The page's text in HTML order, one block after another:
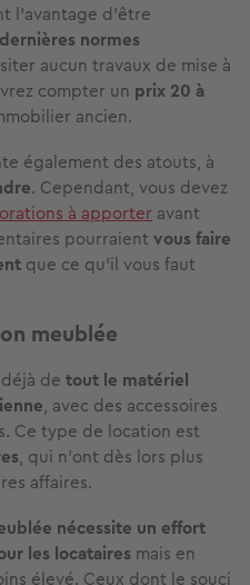
l'avantage d'être
normes
aucun travaux de mise à
compter un prix 20 à
ancien.
également des atouts, à
. Cependant, vous devez
à apporter avant
pourraient vous faire
que ce qu'il vous faut
meublée
de tout le matériel
, avec des accessoires
Ce type de location est
, qui n'ont dès lors plus
affaires.
nécessite un effort
les locataires mais en
élevé. Ceux dont le souci